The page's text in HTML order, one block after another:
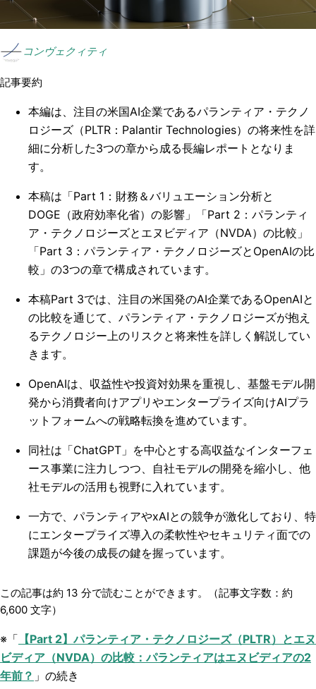
コンヴェクィティ
記事要約
本編は、注目の米国AI企業であるパランティア・テクノ
ロジーズ（PLTR：Palantir Technologies）の将来性を詳
細に分析した3つの章から成る長編レポートとなりま
す。
本稿は「Part 1：財務＆バリュエーション分析と
DOGE（政府効率化省）の影響」「Part 2：パランティ
ア・テクノロジーズとエヌビディア（NVDA）の比較」
「Part 3：パランティア・テクノロジーズとOpenAIの比
較」の3つの章で構成されています。
本稿Part 3では、注目の米国発のAI企業であるOpenAIと
の比較を通じて、パランティア・テクノロジーズが抱え
るテクノロジー上のリスクと将来性を詳しく解説してい
きます。
OpenAIは、収益性や投資対効果を重視し、基盤モデル開
発から消費者向けアプリやエンタープライズ向けAIプラ
ットフォームへの戦略転換を進めています。
同社は「ChatGPT」を中心とする高収益なインターフェ
ース事業に注力しつつ、自社モデルの開発を縮小し、他
社モデルの活用も視野に入れています。
一方で、パランティアやxAIとの競争が激化しており、特
にエンタープライズ導入の柔軟性やセキュリティ面での
課題が今後の成長の鍵を握っています。
この記事は約 13 分で読むことができます。（記事文字数：約
6,600 文字）
※「 【Part 2】パランティア・テクノロジーズ（PLTR）とエヌ
ビディア（NVDA）の比較：パランティアはエヌビディアの2
年前？ 」の続き